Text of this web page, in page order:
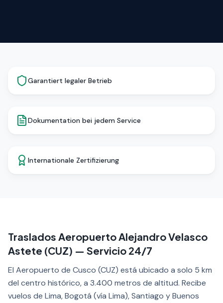
Garantiert legaler Betrieb
Dokumentation bei jedem Service
Internationale Zertifizierung
Traslados Aeropuerto Alejandro Velasco
Astete (CUZ) — Servicio 24/7
El Aeropuerto de Cusco (CUZ) está ubicado a solo 5 km
del centro histórico, a 3.400 metros de altitud. Recibe
vuelos de Lima, Bogotá (vía Lima), Santiago y Buenos